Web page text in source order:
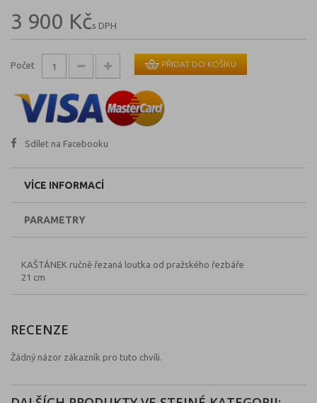
3 900 Kčs DPH
Počet PŘIDAT DO KOŠÍKU
Sdílet na Facebooku
VÍCE INFORMACÍ
PARAMETRY
KAŠTÁNEK ručně řezaná loutka od pražského řezbáře
21 cm
RECENZE
Žádný názor zákazník pro tuto chvíli.